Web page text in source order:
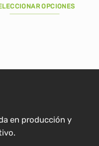
original
era:
actual
es:
OPCIONES
en producción y